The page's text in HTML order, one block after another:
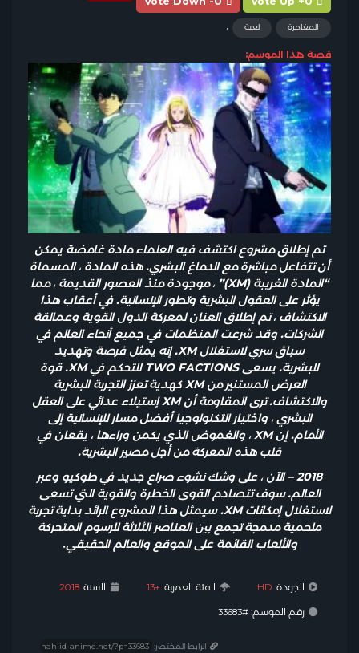
المغامرة لعبة
قصة هذا الموسم:
تم إطلاق مشروع اكتشف فيه العلماء مادة غامضة يمكن
أن تتفاعل مباشرة مع الدماغ البشري. هذه المادة ، المسماة
“المادة الغريبة (XM)” ، موجودة منذ العصور القديمة ، مما
يؤثر على العقول البشرية وتطور الإنسانية. في أعقاب هذا
الاكتشاف ، تم إطلاق العنان لمعركة الدول القوية وعمالقة
الشركات. وقد شرعت المنظمات في جميع أنحاء العالم في
سباق سري لاستغلال XM. إنه يمثل فرصة وتهديد
للبشرية. يسعى TWO FACTIONS للتحكم في XM. قوة
العرض المستنير من XM كهدية تعزز التجربة البشرية
والاكتشاف. ترى المقاومة أن XM إستيلاء عدائي على العقل
البشري ، واختيار التكنولوجيا أفضل مسار للإنسانية إلى
الأمام. إن XM ، والغموض الذي يكمن وراءها ، يقعان في
قلب هذه المعركة من أجل مصير البشرية.
2018 – الآن ، على وشك نشوء صراع جديد في طوكيو وعبر
العالم. سوف تتصادم القوى الخطرة والقوية التي تسعى
لاستغلال إمكانات XM. سيمثل هذا المشروع الرائد بداية تجربة
ملحمية مدمجة تجمع بين العناصر الثلاثة للرسوم المتحركة
والألعاب القائمة على الموقع والعالم الحقيقي.
الجودة: HD الفئة العمرية: +13 السنة:2018
رقم الموسم: #33683
الرابط المختصر: